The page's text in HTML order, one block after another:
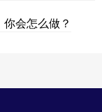
会怎么做？